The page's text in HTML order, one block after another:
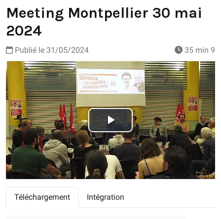
Meeting Montpellier 30 mai
2024
Publié le 31/05/2024 35 min 9
Play
Video
Téléchargement Intégration